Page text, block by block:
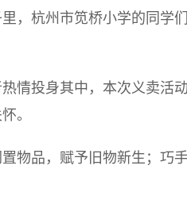
，杭州市笕桥小学的同学
情投身其中，本次义卖活
。
物品，赋予旧物新生；巧